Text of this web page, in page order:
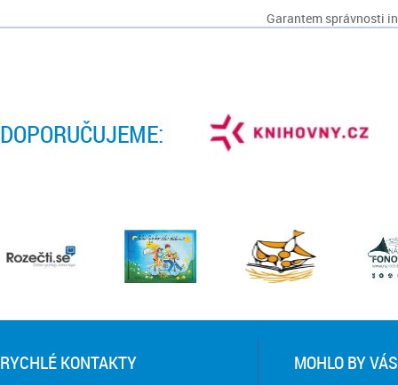
Garantem správnosti
DOPORUČUJEME:
RYCHLÉ KONTAKTY MOHLO BY